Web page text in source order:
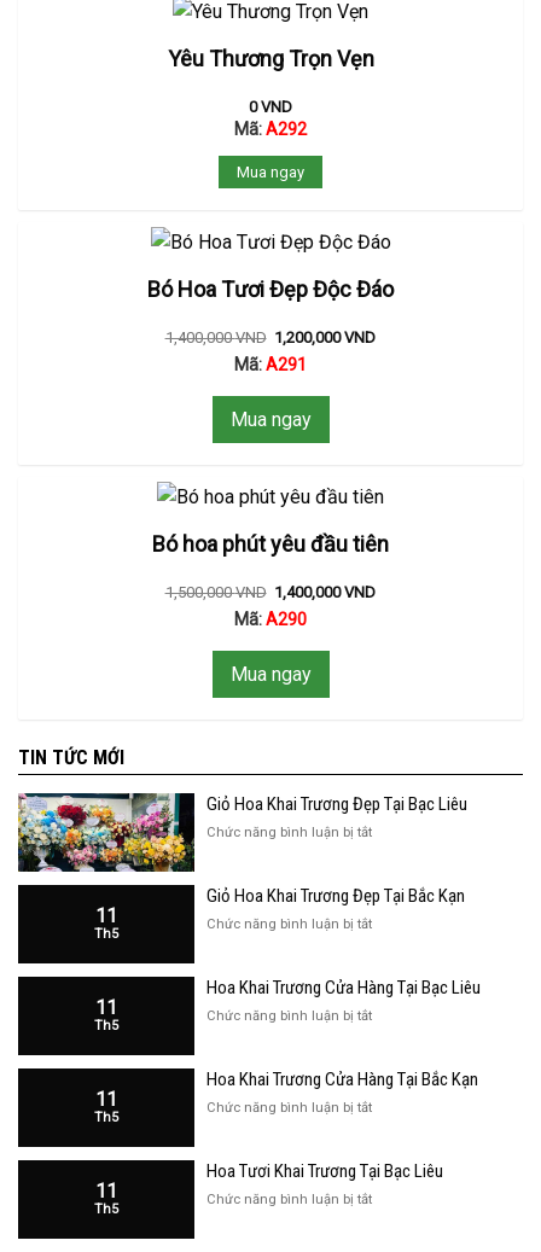
Yêu Thương Trọn Vẹn
0VND
Mã:A292
Mua ngay
Bó Hoa Tươi Đẹp Độc Đáo
1,400,000VND 1,200,000VND
Mã:A291
Mua ngay
Bó hoa phút yêu đầu tiên
1,500,000VND 1,400,000VND
Mã:A290
Mua ngay
TIN TỨC MỚI
Giỏ Hoa Khai Trương Đẹp Tại Bạc Liêu
Chức năng bình luận bị tắtở
Khai
Đẹp
Liêu
11
Th5
Giỏ Hoa Khai Trương Đẹp Tại Bắc Kạn
Chức năng bình luận bị tắtở
Khai
Đẹp
Kạn
11
Th5
Hoa Khai Trương Cửa Hàng Tại Bạc Liêu
Chức năng bình luận bị tắtở
Trương
Hàng
Liêu
11
Th5
Hoa Khai Trương Cửa Hàng Tại Bắc Kạn
Chức năng bình luận bị tắtở
Trương
Hàng
11
Th5
Hoa Tươi Khai Trương Tại Bạc Liêu
Chức năng bình luận bị tắtở